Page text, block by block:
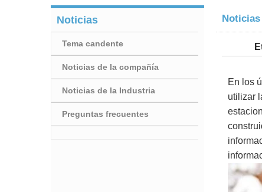
Noticias
Tema candente
Noticias de la compañía
Noticias de la Industria
Preguntas frecuentes
Noticias
En los
utilizar